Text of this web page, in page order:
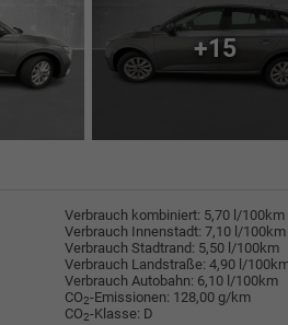
+15
Verbrauch kombiniert: 5,70 l/100km
Verbrauch Innenstadt: 7,10 l/100km
Verbrauch Stadtrand: 5,50 l/100km
Verbrauch Landstraße: 4,90 l/
Verbrauch Autobahn: 6,10 l/100km
CO2-Emissionen: 128,00 g/km
CO2-Klasse: D